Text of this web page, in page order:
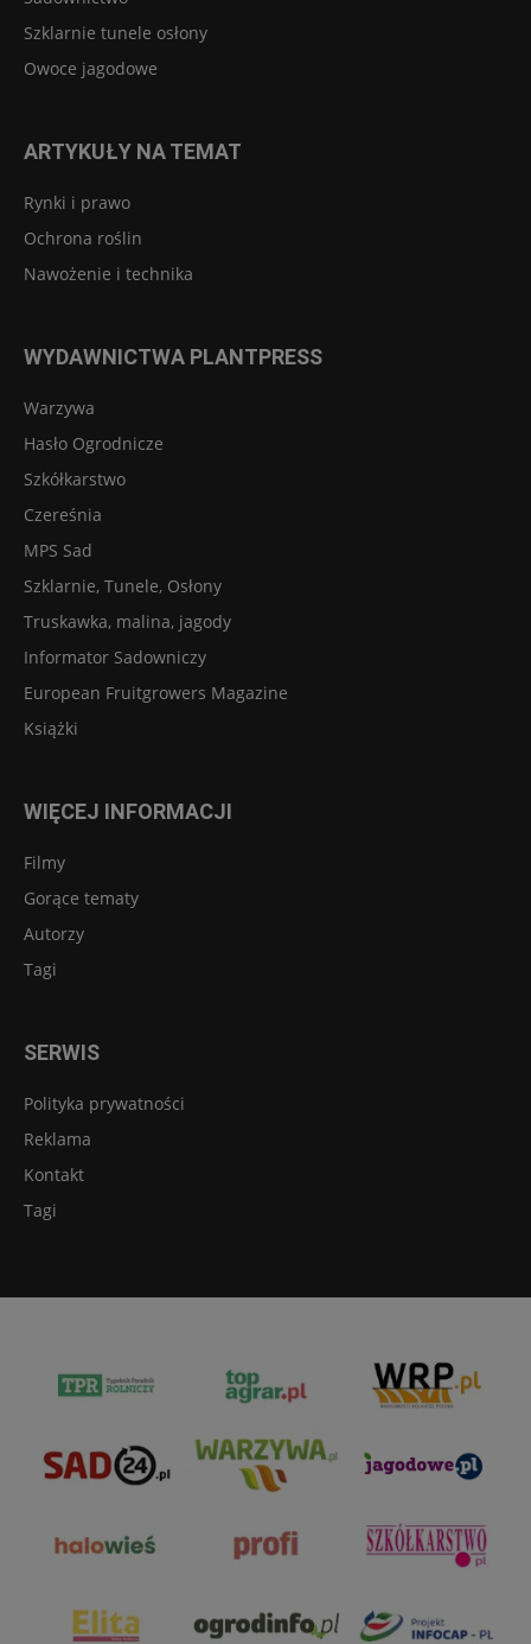
Szklarnie tunele osłony
Owoce jagodowe
ARTYKUŁY NA TEMAT
Rynki i prawo
Ochrona roślin
Nawożenie i technika
WYDAWNICTWA PLANTPRESS
Warzywa
Hasło Ogrodnicze
Szkółkarstwo
Czereśnia
MPS Sad
Szklarnie, Tunele, Osłony
Truskawka, malina, jagody
Informator Sadowniczy
European Fruitgrowers Magazine
Książki
WIĘCEJ INFORMACJI
Filmy
Gorące tematy
Autorzy
Tagi
SERWIS
Polityka prywatności
Reklama
Kontakt
Tagi